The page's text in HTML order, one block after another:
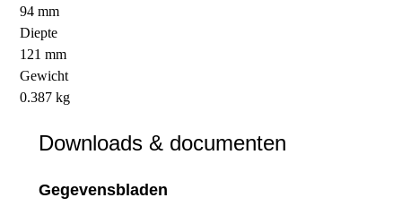
94 mm
Diepte
121 mm
Gewicht
0.387 kg
Downloads & documenten
Gegevensbladen